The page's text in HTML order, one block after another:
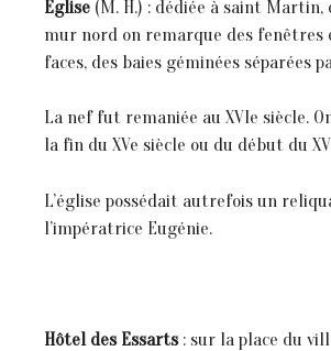
Église (M. H.) : dédiée à saint
mur nord on remarque des fenêtres
faces, des baies géminées
La nef fut remaniée au XVIe siècle.
la fin du XVe siècle ou du début du
L’église possédait autrefois un
l’impératrice Eugénie.
Hôtel des Essarts: sur la place du